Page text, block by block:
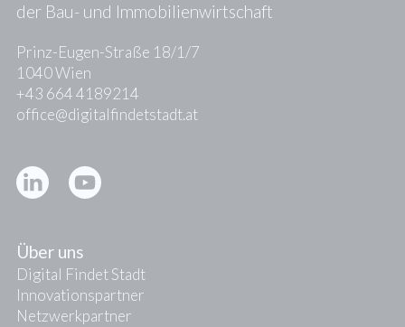
der Bau- und Immobilienwirtschaft
Prinz-Eugen-Straße 18/1/7
1040 Wien
+43 664 4189214
office@digitalfindetstadt.at
Über uns
Digital Findet Stadt
Innovationspartner
Netzwerkpartner